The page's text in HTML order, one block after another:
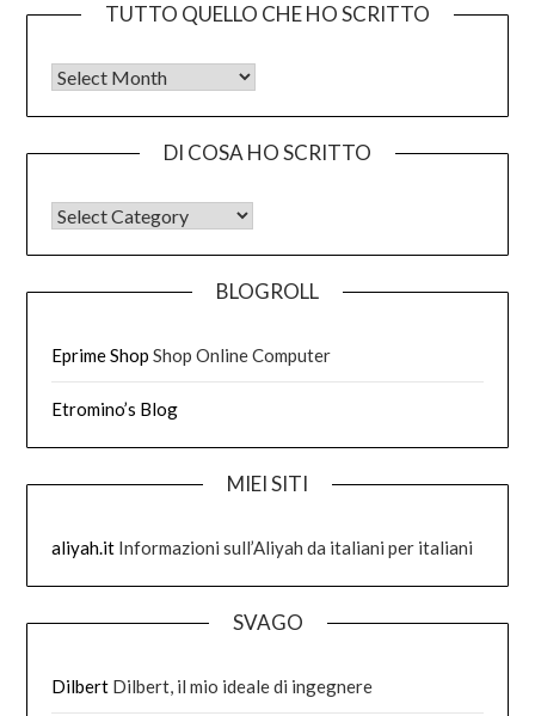
TUTTO QUELLO CHE HO SCRITTO
Tutto quello che ho scritto
DI COSA HO SCRITTO
DI COSA HO SCRITTO
BLOGROLL
Eprime Shop Shop Online Computer
Etromino’s Blog
MIEI SITI
aliyah.it Informazioni sull’Aliyah da italiani per italiani
SVAGO
Dilbert Dilbert, il mio ideale di ingegnere